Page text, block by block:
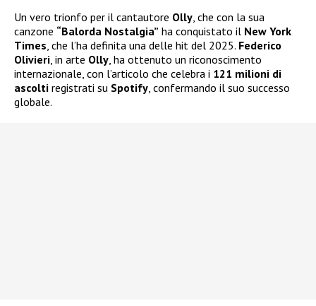
Un vero trionfo per il cantautore Olly, che con la sua
canzone “Balorda Nostalgia” ha conquistato il New York
Times, che l’ha definita una delle hit del 2025. Federico
Olivieri, in arte Olly, ha ottenuto un riconoscimento
internazionale, con l’articolo che celebra i 121 milioni di
ascolti registrati su Spotify, confermando il suo successo
globale.